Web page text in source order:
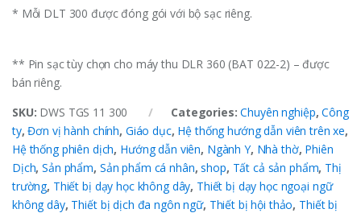
* Mỗi DLT 300 được đóng gói với bộ sạc riêng.
** Pin sạc tùy chọn cho máy thu DLR 360 (BAT 022-2) – được
bán riêng.
SKU: DWS TGS 11 300 Categories:Chuyên nghiệp,Công
ty,Đơn vị hành chính, Giáo dục, Hệ thống hướng dẫn viên trên xe,
Hệ thống phiên dịch, Hướng dẫn viên, Ngành Y, Nhà thờ, Phiên
Dịch,Sản phẩm, Sản phẩm cá nhân,shop, Tất cả sản phẩm, Thị
trường, Thiết bị dạy học không dây, Thiết bị dạy học ngoại ngữ
không dây, Thiết bị dịch đa ngôn ngữ, Thiết bị hội thảo, Thiết bị